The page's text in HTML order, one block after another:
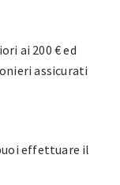
ai 200 € ed
assicurati
effettuare il